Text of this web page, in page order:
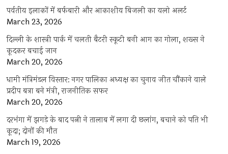
पर्वतीय इलाकों में बर्फबारी और आकाशीय बिजली का यलो अलर्ट
March 23, 2026
दिल्ली के शास्त्री पार्क में चलती बैटरी स्कूटी बनी आग का गोला, शख्स ने
कूदकर बचाई जान
March 20, 2026
धामी मंत्रिमंडल विस्तार: नगर पालिका अध्यक्ष का चुनाव जीत चौंकाने वाले
प्रदीप बत्रा बने मंत्री, राजनीतिक सफर
March 20, 2026
दरभंगा में झगड़े के बाद पत्नी ने तालाब में लगा दी छलांग, बचाने को पति भी
कूदा; दोनों की मौत
March 19, 2026